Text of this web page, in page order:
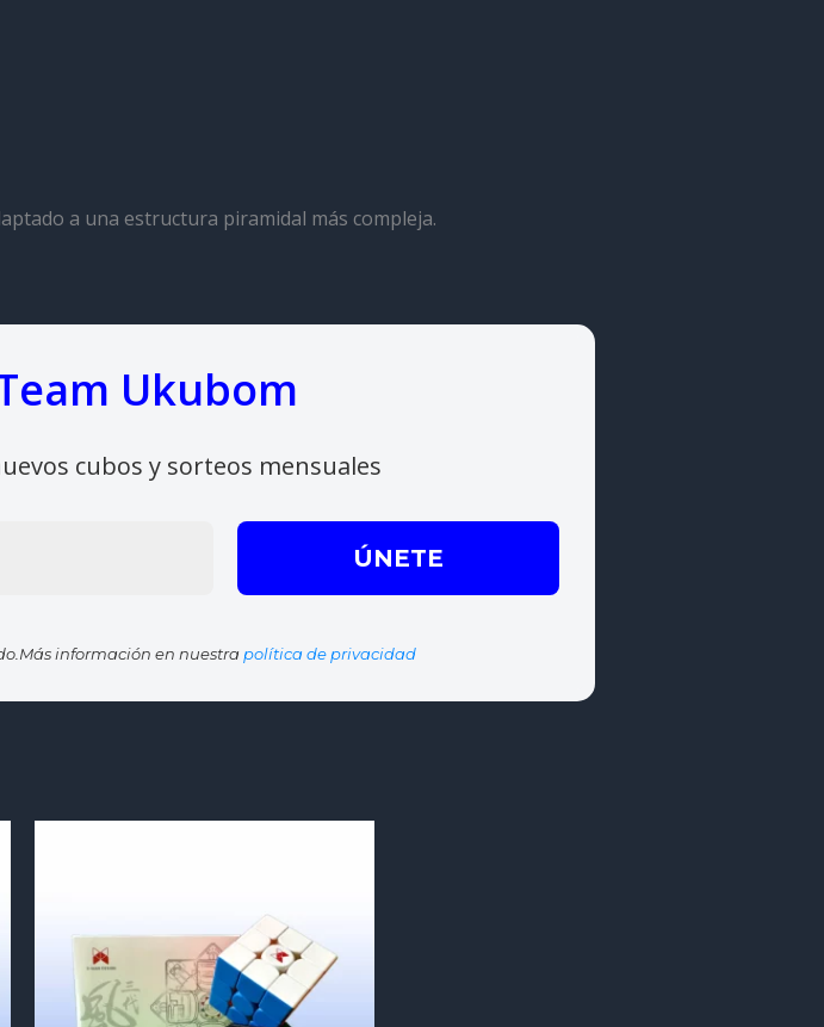
a una estructura piramidal más compleja.
Ukubom
cubos y sorteos mensuales
información en nuestra política de privacidad